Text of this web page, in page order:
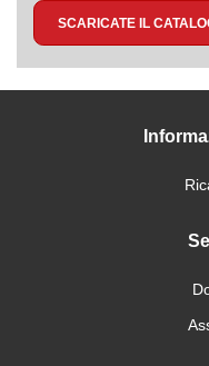
SCARICATE IL